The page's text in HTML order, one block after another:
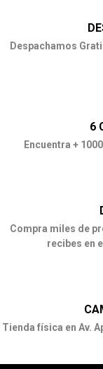
Despachamos
6
Encuentra +
Compra miles de
recibes en
Tienda física en Av.